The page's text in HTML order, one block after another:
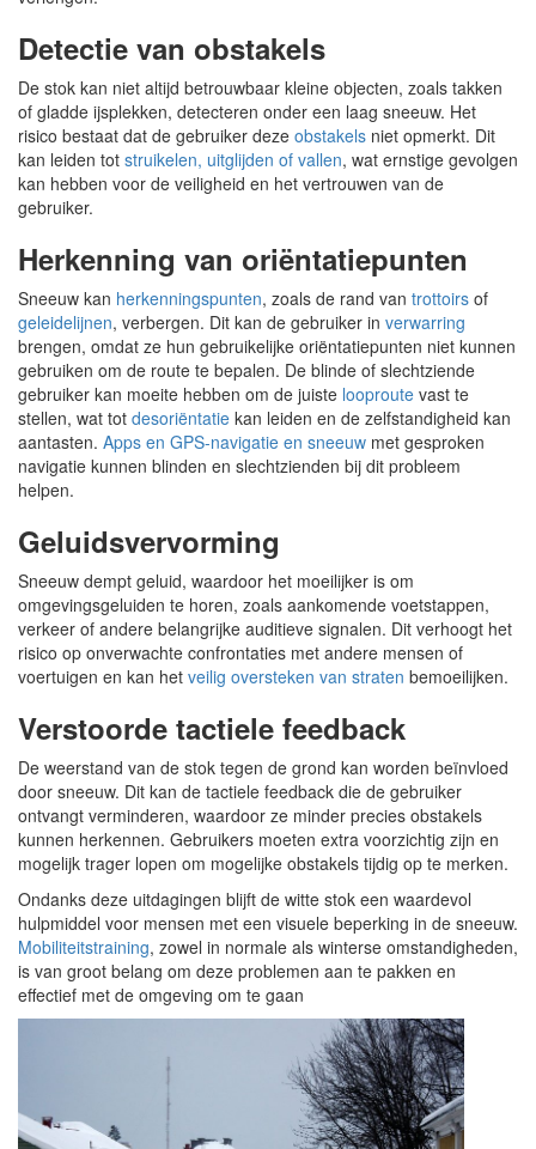
Detectie van obstakels
De stok kan niet altijd betrouwbaar kleine objecten, zoals takken
of gladde ijsplekken, detecteren onder een laag sneeuw. Het
risico bestaat dat de gebruiker deze obstakels niet opmerkt. Dit
kan leiden tot struikelen, uitglijden of vallen, wat ernstige gevolgen
kan hebben voor de veiligheid en het vertrouwen van de
gebruiker.
Herkenning van oriëntatiepunten
Sneeuw kan herkenningspunten, zoals de rand van trottoirs of
geleidelijnen, verbergen. Dit kan de gebruiker in verwarring
brengen, omdat ze hun gebruikelijke oriëntatiepunten niet kunnen
gebruiken om de route te bepalen. De blinde of slechtziende
gebruiker kan moeite hebben om de juiste looproute vast te
stellen, wat tot desoriëntatie kan leiden en de zelfstandigheid kan
aantasten. Apps en GPS-navigatie en sneeuw met gesproken
navigatie kunnen blinden en slechtzienden bij dit probleem
helpen.
Geluidsvervorming
Sneeuw dempt geluid, waardoor het moeilijker is om
omgevingsgeluiden te horen, zoals aankomende voetstappen,
verkeer of andere belangrijke auditieve signalen. Dit verhoogt het
risico op onverwachte confrontaties met andere mensen of
voertuigen en kan het veilig oversteken van straten bemoeilijken.
Verstoorde tactiele feedback
De weerstand van de stok tegen de grond kan worden beïnvloed
door sneeuw. Dit kan de tactiele feedback die de gebruiker
ontvangt verminderen, waardoor ze minder precies obstakels
kunnen herkennen. Gebruikers moeten extra voorzichtig zijn en
mogelijk trager lopen om mogelijke obstakels tijdig op te merken.
Ondanks deze uitdagingen blijft de witte stok een waardevol
hulpmiddel voor mensen met een visuele beperking in de sneeuw.
Mobiliteitstraining, zowel in normale als winterse omstandigheden,
is van groot belang om deze problemen aan te pakken en
effectief met de omgeving om te gaan